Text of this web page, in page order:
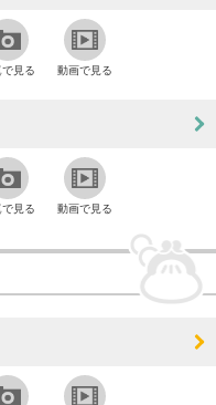
見る 動画で見る
見る 動画で見る